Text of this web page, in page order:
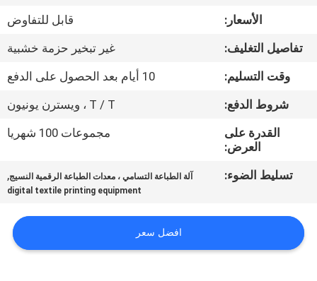
في
المعمل
ضبط
الجودة
اتصل
أخبار
الأسعار:
قابل للتفاوض
تفاصيل التغليف:
غير تبخير حزمة خشبية
وقت التسليم:
10 أيام بعد الحصول على الدفع
شروط الدفع:
T / T ، ويسترن يونيون
القدرة على
العرض:
مجموعات 100 شهريا
تسليط الضوء: آلة الطباعة التسامي ، معدات الطباعة الرقمية النسيج,
digital textile printing equipment
افضل سعر